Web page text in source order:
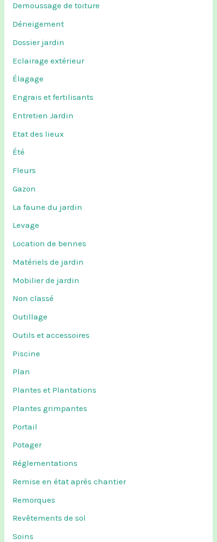
Demoussage de toiture
Déneigement
Dossier jardin
Eclairage extérieur
Élagage
Engrais et fertilisants
Entretien Jardin
Etat des lieux
Été
Fleurs
Gazon
La faune du jardin
Levage
Location de bennes
Matériels de jardin
Mobilier de jardin
Non classé
Outillage
Outils et accessoires
Piscine
Plan
Plantes et Plantations
Plantes grimpantes
Portail
Potager
Réglementations
Remise en état après chantier
Remorques
Revêtements de sol
Soins